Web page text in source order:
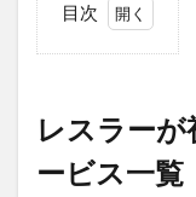
目次
ラ
ー
が
視
レスラー
ービス一覧